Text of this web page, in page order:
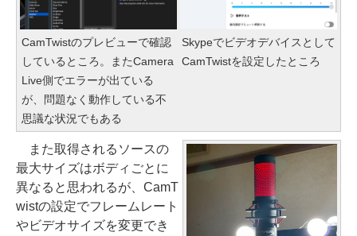
CamTwistのプレビューで確認
しているところ。またCamera
Live側でエラーが出ている
が、問題なく動作している不
思議な状況でもある
Skypeでビデオデバイスとして
CamTwistを設定したところ
また取得されるソースの
最大サイズはボディごとに
異なると思われるが、CamT
wistの設定でフレームレート
やビデオサイズを変更でき